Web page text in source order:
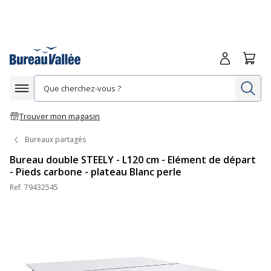
Afficher la navigation
Trouver mon magasin
Me
Bureaux partagés
Bureau double STEELY - L120 cm - Elément de départ
- Pieds carbone - plateau Blanc perle
Ref. 79432545